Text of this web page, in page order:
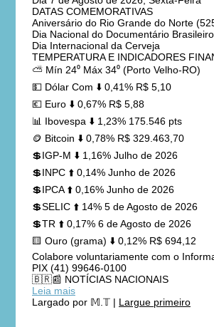
DATAS COMEMORATIVAS
Aniversário do Rio Grande do Norte
Dia Nacional do Documentário Brasileiro
Dia Internacional da Cerveja
TEMPERATURA E INDICADORES
⛅ Mín 24⁰ Máx 34⁰ (Porto Velho-RO)
💵 Dólar Com ⬇️ 0,41% R$ 5,10
💶 Euro ⬇️ 0,67% R$ 5,88
📊 Ibovespa ⬇️ 1,23% 175.546 pts
🪙 Bitcoin ⬇️ 0,78% R$ 329.463,70
💲IGP-M ⬇️ 1,16% Julho de 2026
💲INPC ⬆️ 0,14% Junho de 2026
💲IPCA ⬆️ 0,16% Junho de 2026
💲SELIC ⬆️ 14% 5 de Agosto de 2026
💲TR ⬆️ 0,17% 6 de Agosto de 2026
🟨 Ouro (grama) ⬇️ 0,12% R$ 694,12
Colabore voluntariamente com o
PIX (41) 99646-0100
🇧🇷📰 NOTÍCIAS NACIONAIS
Leia mais
Largado por 𝕄.𝕋 | Largue primeiro